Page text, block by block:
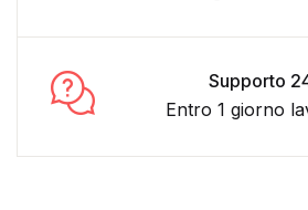
Supporto
Entro 1 giorno